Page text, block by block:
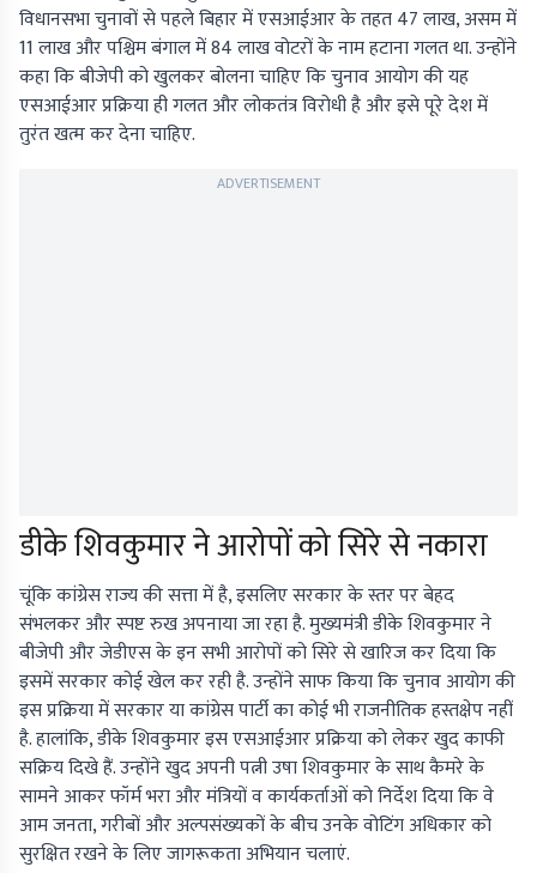
विधानसभा चुनावों से पहले बिहार में एसआईआर के तहत 47 लाख, असम में
11 लाख और पश्चिम बंगाल में 84 लाख वोटरों के नाम हटाना गलत था. उन्होंने
कहा कि बीजेपी को खुलकर बोलना चाहिए कि चुनाव आयोग की यह
एसआईआर प्रक्रिया ही गलत और लोकतंत्र विरोधी है और इसे पूरे देश में
तुरंत खत्म कर देना चाहिए.
ADVERTISEMENT
डीके शिवकुमार ने आरोपों को सिरे से नकारा
चूंकि कांग्रेस राज्य की सत्ता में है, इसलिए सरकार के स्तर पर बेहद
संभलकर और स्पष्ट रुख अपनाया जा रहा है. मुख्यमंत्री डीके शिवकुमार ने
बीजेपी और जेडीएस के इन सभी आरोपों को सिरे से खारिज कर दिया कि
इसमें सरकार कोई खेल कर रही है. उन्होंने साफ किया कि चुनाव आयोग की
इस प्रक्रिया में सरकार या कांग्रेस पार्टी का कोई भी राजनीतिक हस्तक्षेप नहीं
है. हालांकि, डीके शिवकुमार इस एसआईआर प्रक्रिया को लेकर खुद काफी
सक्रिय दिखे हैं. उन्होंने खुद अपनी पत्नी उषा शिवकुमार के साथ कैमरे के
सामने आकर फॉर्म भरा और मंत्रियों व कार्यकर्ताओं को निर्देश दिया कि वे
आम जनता, गरीबों और अल्पसंख्यकों के बीच उनके वोटिंग अधिकार को
सुरक्षित रखने के लिए जागरूकता अभियान चलाएं.